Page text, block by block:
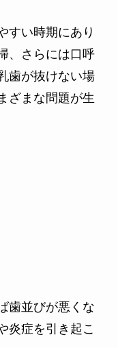
すい時期にあり
、さらには口呼
歯が抜けない場
ざまな問題が生
歯並びが悪くな
炎症を引き起こ